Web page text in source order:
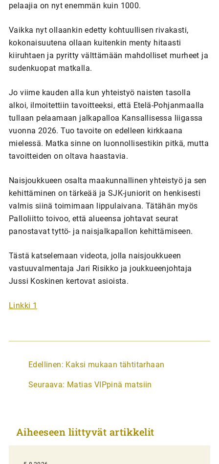
pelaajia on nyt enemmän kuin 1000.
Vaikka nyt ollaankin edetty kohtuullisen rivakasti,
kokonaisuutena ollaan kuitenkin menty hitaasti
kiiruhtaen ja pyritty välttämään mahdolliset murheet ja
sudenkuopat matkalla.
Jo viime kauden alla kun yhteistyö naisten tasolla
alkoi, ilmoitettiin tavoitteeksi, että Etelä-Pohjanmaalla
tullaan pelaamaan jalkapalloa Kansallisessa liigassa
vuonna 2026. Tuo tavoite on edelleen kirkkaana
mielessä. Matka sinne on luonnollisestikin pitkä, mutta
tavoitteiden on oltava haastavia.
Naisjoukkueen osalta maakunnallinen yhteistyö ja sen
kehittäminen on tärkeää ja SJK-juniorit on henkisesti
valmis siinä toimimaan lippulaivana. Tätähän myös
Palloliitto toivoo, että alueensa johtavat seurat
panostavat tyttö- ja naisjalkapallon kehittämiseen.
Tästä katselemaan videota, jolla naisjoukkueen
vastuuvalmentaja Jari Risikko ja joukkueenjohtaja
Jussi Koskinen kertovat asioista.
Linkki 1
A
t
k
e
Edellinen: Kaksi mukaan tähtitarhaan
Seuraava: Matias VIPpinä matsiin
Aiheeseen liittyvät artikkelit